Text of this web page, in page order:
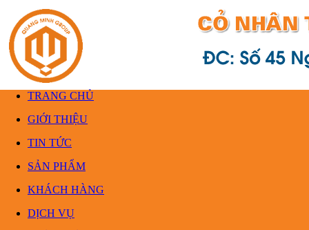
TRANG CHỦ
GIỚI THIỆU
TIN TỨC
SẢN PHẨM
KHÁCH HÀNG
DỊCH VỤ